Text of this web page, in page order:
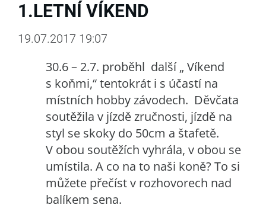
1.LETNÍ VÍKEND
19.07.2017 19:07
30.6 – 2.7. proběhl další „ Víkend
s koňmi,“ tentokrát i s účastí na
místních hobby závodech. Děvčata
soutěžila v jízdě zručnosti, jízdě na
styl se skoky do 50cm a štafetě.
V obou soutěžích vyhrála, v obou se
umístila. A co na to naši koně? To si
můžete přečíst v rozhovorech nad
balíkem sena.